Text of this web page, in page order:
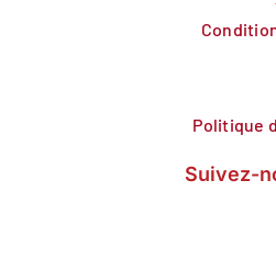
Politique
Suivez-